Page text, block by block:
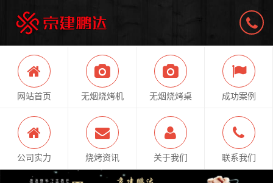
网站首页 无烟烧烤机 无烟烧烤桌 成功案例
公司实力 烧烤资讯 关于我们 联系我们